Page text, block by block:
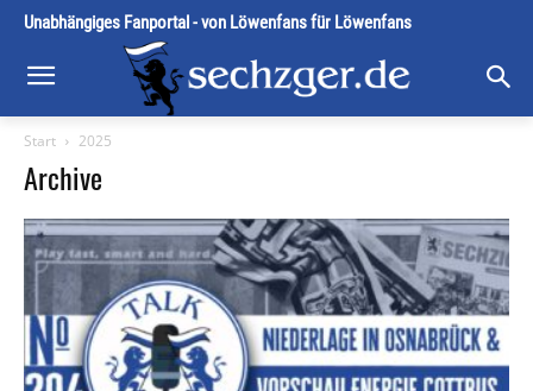
Unabhängiges Fanportal - von Löwenfans für Löwenfans
Start 2025
Archive